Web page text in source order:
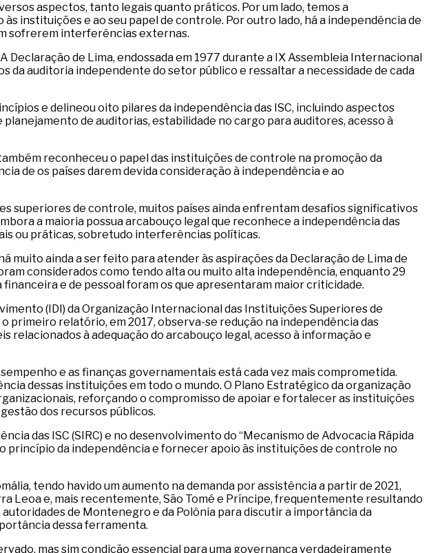
aspectos, tanto legais quanto práticos. Por um lado, temos a
instituições e ao seu papel de controle. Por outro lado, há a independência de
sofrerem interferências externas.
de Lima, endossada em 1977 durante a IX Assembleia Internacional
auditoria independente do setor público e ressaltar a necessidade de cada
e delineou oito pilares da independência das ISC, incluindo aspectos
de auditorias, estabilidade no cargo para auditores, acesso à
reconheceu o papel das instituições de controle na promoção da
de os países darem devida consideração à independência e ao
superiores de controle, muitos países ainda enfrentam desafios significativos
a maioria possua arcabouço legal que reconhece a independência das
ou práticas, sobretudo interferências políticas.
muito ainda a ser feito para atender às aspirações da Declaração de Lima de
considerados como tendo alta ou muito alta independência, enquanto 29
e de pessoal foram os que apresentaram maior criticidade.
(IDI) da Organização Internacional das Instituições Superiores de
relatório, em 2017, observa-se redução na independência das
à adequação do arcabouço legal, acesso à informação e
e as finanças governamentais está cada vez mais comprometida.
dessas instituições em todo o mundo. O Plano Estratégico da organização
reforçando o compromisso de apoiar e fortalecer as instituições
dos recursos públicos.
das ISC (SIRC) e no desenvolvimento do “Mecanismo de Advocacia Rápida
princípio da independência e fornecer apoio às instituições de controle no
tendo havido um aumento na demanda por assistência a partir de 2021,
Leoa e, mais recentemente, São Tomé e Príncipe, frequentemente resultando
de Montenegro e da Polônia para discutir a importância da
dessa ferramenta.
mas sim condição essencial para uma governança verdadeiramente